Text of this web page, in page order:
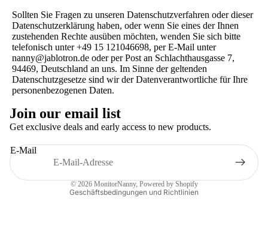
Sollten Sie Fragen zu unseren Datenschutzverfahren oder dieser
Datenschutzerklärung haben, oder wenn Sie eines der Ihnen
zustehenden Rechte ausüben möchten, wenden Sie sich bitte
telefonisch unter +49 15 121046698, per E-Mail unter
nanny@jablotron.de oder per Post an Schlachthausgasse 7,
94469, Deutschland an uns. Im Sinne der geltenden
Datenschutzgesetze sind wir der Datenverantwortliche für Ihre
personenbezogenen Daten.
Join our email list
Get exclusive deals and early access to new products.
E-Mail
© 2026 MonitorNanny, Powered by Shopify
Geschäftsbedingungen und Richtlinien
Datenschutzerklärung
Widerrufsrecht
AGB